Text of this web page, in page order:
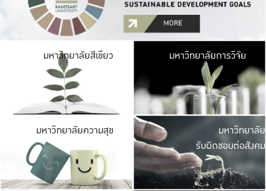
มหาวิทยาลัยสีเขียว มหาวิ
มีพื้นที่เขียวสดใส
เป็นป่าในเมือง เกษต
มหาวิทยาลัยการวิจัย
มหาวิทยาลัยความสุข มหาวิ
ค
เปิดประ
และพบเรื่องราวใ
มหาวิทยาลัย
รับผิดชอบต่อสังคม